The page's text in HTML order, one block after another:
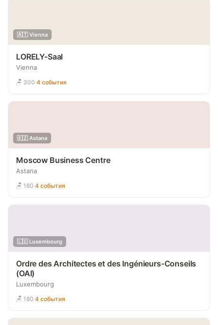
🇦🇹 Vienna
LORELY-Saal
Vienna
🪑 300·4 события
🇰🇿 Astana
Moscow Business Centre
Astana
🪑 180·4 события
🇱🇺 Luxembourg
Ordre des Architectes et des Ingénieurs-Conseils
(OAI)
Luxembourg
🪑 180·4 события